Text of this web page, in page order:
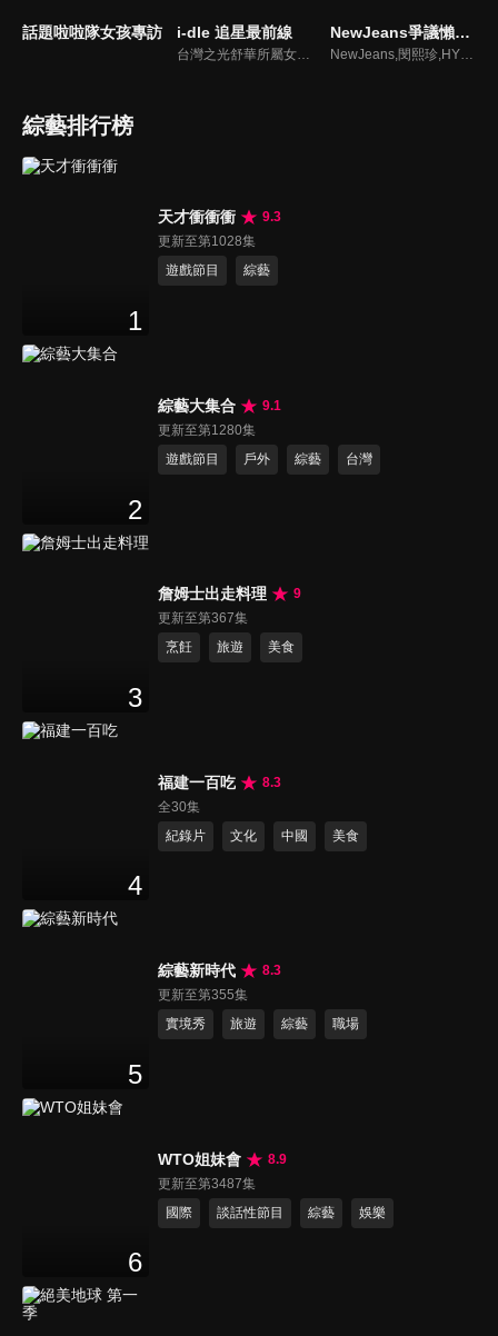
話題啦啦隊女孩專訪 i-dle 追星最前線
台灣之光舒華所屬女團最新消息報你知
NewJeans爭議懶人包
綜藝排行榜
1
天才衝衝衝
9.3
更新至第1028集
遊戲節目
綜藝
2
綜藝大集合
9.1
更新至第1280集
遊戲節目
戶外 綜藝 台灣
3
詹姆士出走料理
9
更新至第367集
烹飪
旅遊 美食
4
福建一百吃
8.3
全30集
紀錄片
文化 中國 美食
5
綜藝新時代
8.3
更新至第355集
實境秀
旅遊 綜藝 職場
6
WTO姐妹會
8.9
更新至第3487集
國際
談話性節目 綜藝 娛樂